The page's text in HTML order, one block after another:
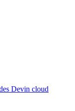
Devin cloud